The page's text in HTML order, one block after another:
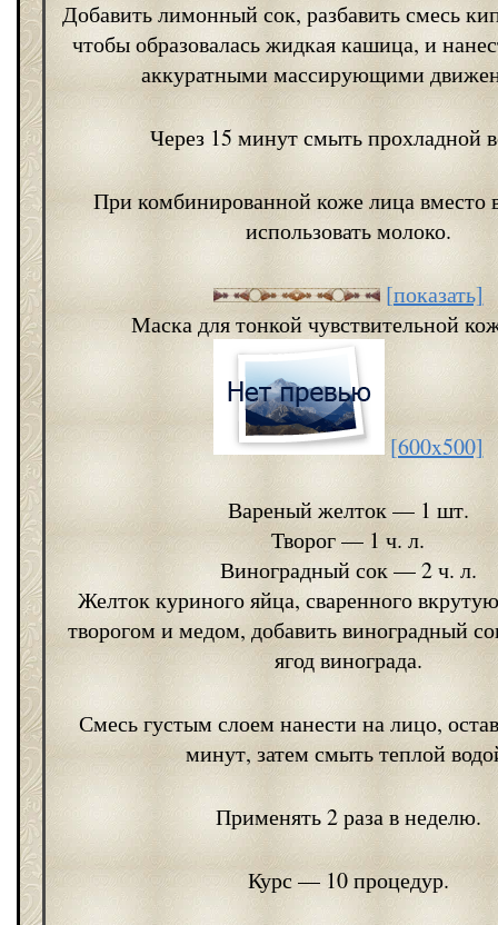
Добавить лимонный сок, разбавить смесь
чтобы образовалась жидкая кашица, и
аккуратными массирующими
Через 15 минут смыть прохладной
При комбинированной коже лица вместо
использовать молоко.
[показать]
Маска для тонкой чувствительной
[600x500]
Вареный желток — 1 шт.
Творог — 1 ч. л.
Виноградный сок — 2 ч. л.
Желток куриного яйца, сваренного
творогом и медом, добавить виноградный
ягод винограда.
Смесь густым слоем нанести на лицо,
минут, затем смыть теплой
Применять 2 раза в неделю.
Курс — 10 процедур.